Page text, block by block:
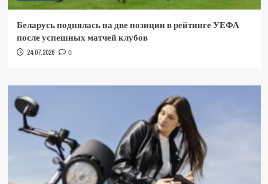
Беларусь поднялась на две позиции в рейтинге УЕФА
после успешных матчей клубов
24.07.2026 0